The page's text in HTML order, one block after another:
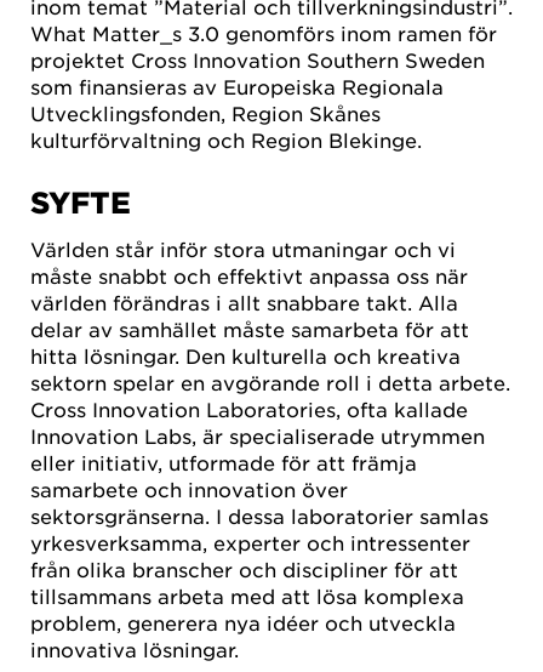
inom temat ”Material och tillverkningsindustri”.
What Matter_s 3.0 genomförs inom ramen för
projektet Cross Innovation Southern Sweden
som finansieras av Europeiska Regionala
Utvecklingsfonden, Region Skånes
kulturförvaltning och Region Blekinge.
SYFTE
Världen står inför stora utmaningar och vi
måste snabbt och effektivt anpassa oss när
världen förändras i allt snabbare takt. Alla
delar av samhället måste samarbeta för att
hitta lösningar. Den kulturella och kreativa
sektorn spelar en avgörande roll i detta arbete.
Cross Innovation Laboratories, ofta kallade
Innovation Labs, är specialiserade utrymmen
eller initiativ, utformade för att främja
samarbete och innovation över
sektorsgränserna. I dessa laboratorier samlas
yrkesverksamma, experter och intressenter
från olika branscher och discipliner för att
tillsammans arbeta med att lösa komplexa
problem, generera nya idéer och utveckla
innovativa lösningar.